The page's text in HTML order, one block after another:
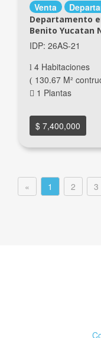
Venta
Departamento
Benito Yucatan
IDP: 26AS-21
4 Habitaciones
130.67 M²
1 Plantas
$ 7,400,000
« 1 2 3